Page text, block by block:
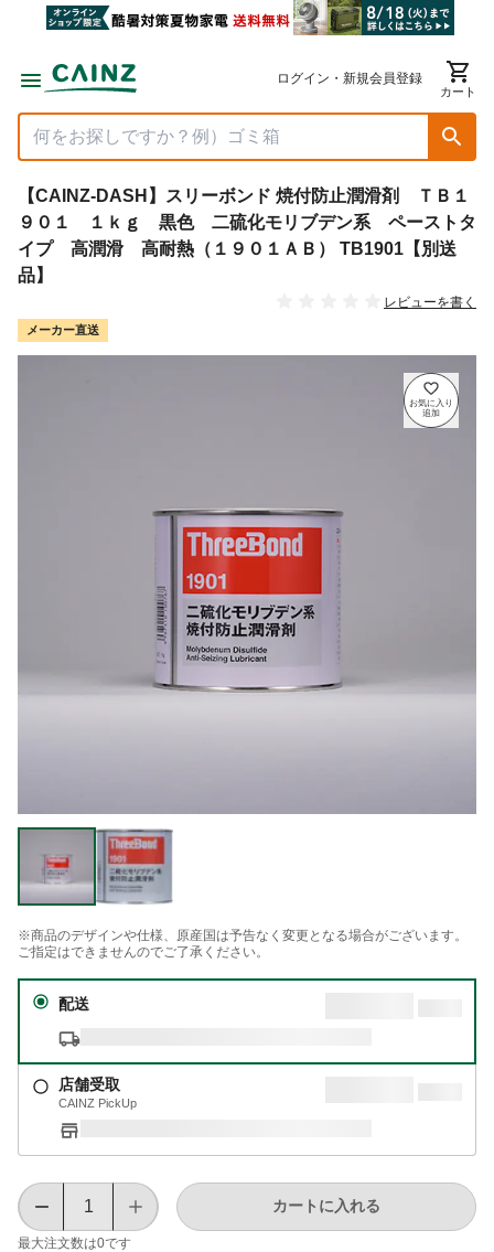
ログイン・新規会員登録
カート
【CAINZ-DASH】スリーボンド 焼付防止潤滑剤 ＴＢ１
９０１ １ｋｇ 黒色 二硫化モリブデン系 ペーストタ
イプ 高潤滑 高耐熱（１９０１ＡＢ） TB1901【別送
品】
レビューを書く
メーカー直送
※商品のデザインや仕様、原産国は予告なく変更となる場合がございます。
ご指定はできませんのでご了承ください。
配送
店舗受取
CAINZ PickUp
最大注文数は0です
カートに入れる